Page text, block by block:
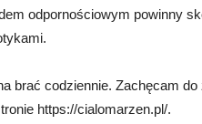
odpornościowym powinny
brać codziennie. Zachęcam
https://cialomarzen.pl/.